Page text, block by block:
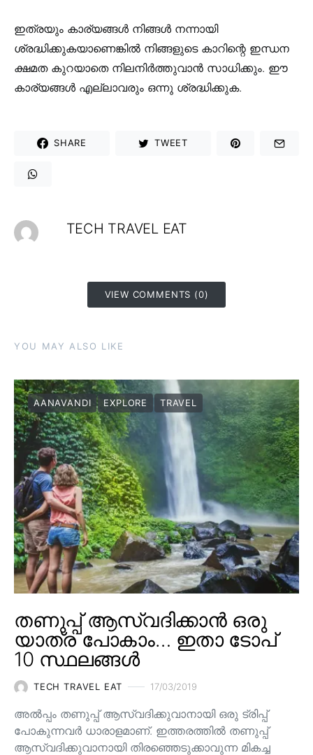
ഇത്രയും കാര്യങ്ങൾ നിങ്ങൾ നന്നായി
ശ്രദ്ധിക്കുകയാണെങ്കിൽ നിങ്ങളുടെ കാറിന്റെ ഇന്ധന
ക്ഷമത കുറയാതെ നിലനിർത്തുവാൻ സാധിക്കും. ഈ
കാര്യങ്ങൾ എല്ലാവരും ഒന്നു ശ്രദ്ധിക്കുക.
SHARE TWEET
TECH TRAVEL EAT
VIEW COMMENTS (0)
YOU MAY ALSO LIKE
AANAVANDI EXPLORE TRAVEL
തണുപ്പ് ആസ്വദിക്കാൻ ഒരു
യാത്ര പോകാം… ഇതാ ടോപ്
10 സ്ഥലങ്ങൾ
TECH TRAVEL EAT 17/03/2019
അൽപ്പം തണുപ്പ് ആസ്വദിക്കുവാനായി ഒരു ട്രിപ്പ്
പോകുന്നവർ ധാരാളമാണ്. ഇത്തരത്തിൽ തണുപ്പ്
ആസ്വദിക്കുവാനായി തിരഞ്ഞെടുക്കാവുന്ന മികച്ച